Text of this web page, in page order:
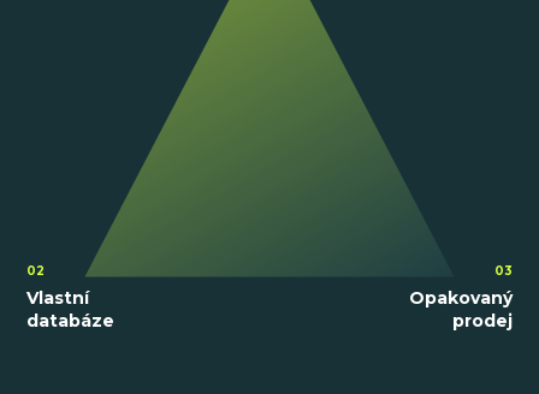
02
Vlastní
databáze
03
Opakovaný
prodej